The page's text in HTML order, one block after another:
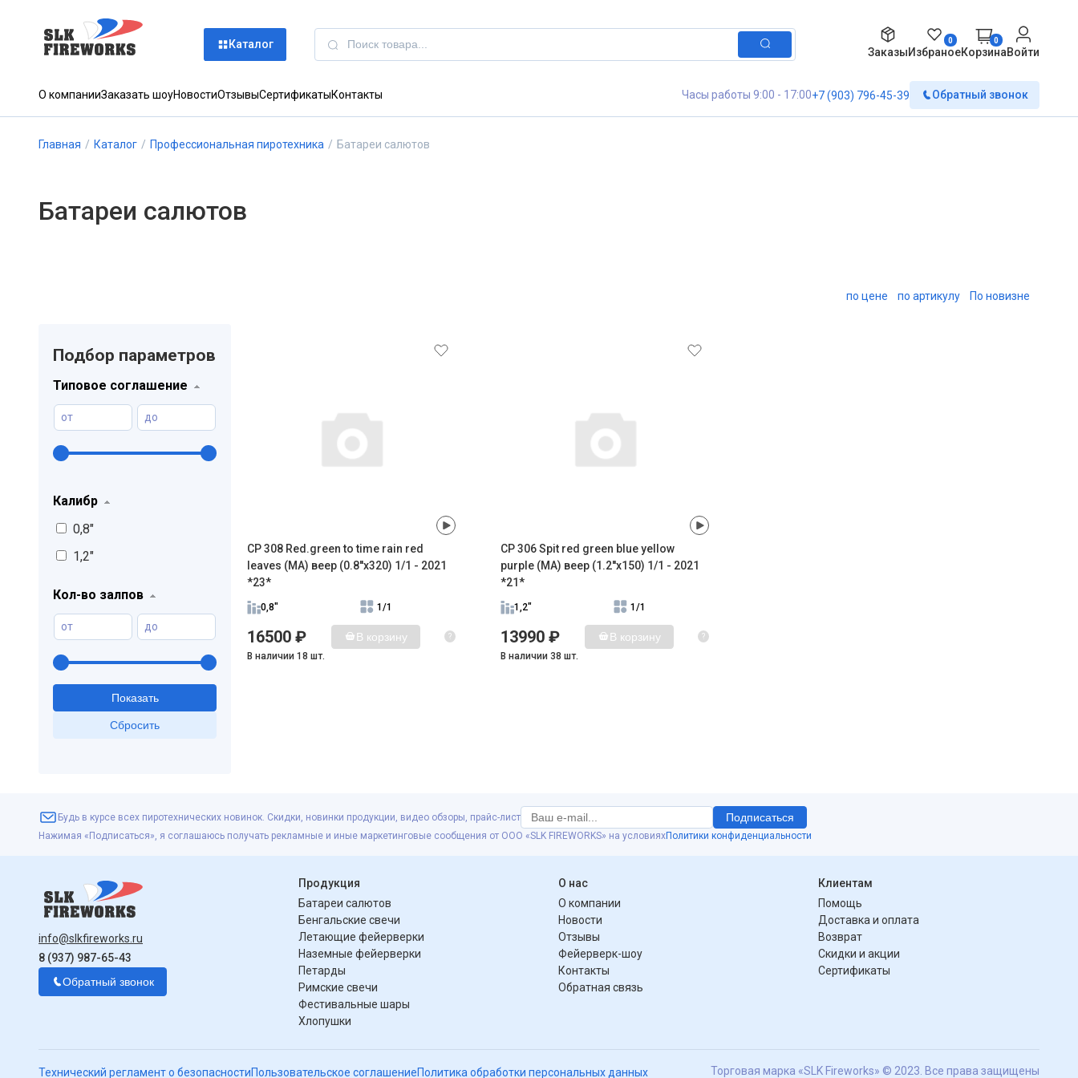
Каталог
ЗаказыИзбраное
0
Корзина
0
Войти
О компанииЗаказать шоуНовостиОтзывыСертификатыКонтакты Часы работы 9:00 - 17:00+7 (903) 796-45-39 Обратный звонок
Главная / Каталог / Профессиональная пиротехника / Батареи салютов
Батареи салютов
по цене по артикулу По новизне
Подбор параметров
Типовое соглашение
от до
Калибр
0,8"
1,2"
Кол-во залпов
от до
CР 308 Red.green to time rain red
leaves (MA) веер (0.8''x320) 1/1 - 2021
*23*
0,8" 1/1
16500 ₽ В корзину ?
В наличии 18 шт.
CP 306 Spit red green blue yellow
purple (MA) веер (1.2''x150) 1/1 - 2021
*21*
1,2" 1/1
13990 ₽ В корзину ?
В наличии 38 шт.
Будь в курсе всех пиротехнических новинок. Скидки, новинки продукции, видео обзоры, прайс-лист Подписаться
Нажимая «Подписаться», я соглашаюсь получать рекламные и иные маркетинговые сообщения от ООО «SLK FIREWORKS» на условияхПолитики конфиденциальности
info@slkfireworks.ru
8 (937) 987-65-43
Обратный звонок
Продукция
Батареи салютов
Бенгальские свечи
Летающие фейерверки
Наземные фейерверки
Петарды
Римские свечи
Фестивальные шары
Хлопушки
О нас
О компании
Новости
Отзывы
Фейерверк-шоу
Контакты
Обратная связь
Клиентам
Помощь
Доставка и оплата
Возврат
Скидки и акции
Сертификаты
Технический регламент о безопасностиПользовательское соглашениеПолитика обработки персональных данных Торговая марка «SLK Fireworks» © 2023. Все права защищены